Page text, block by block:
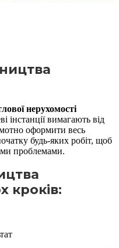
нерухомості
інстанції вимагають від
оформити весь
будь-яких робіт, щоб
проблемами.
кроків: